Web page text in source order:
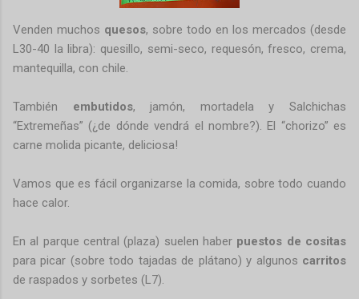
Venden muchos quesos, sobre todo en los mercados (desde
L30-40 la libra): quesillo, semi-seco, requesón, fresco, crema,
mantequilla, con chile.
También embutidos, jamón, mortadela y Salchichas
“Extremeñas” (¿de dónde vendrá el nombre?). El “chorizo” es
carne molida picante, deliciosa!
Vamos que es fácil organizarse la comida, sobre todo cuando
hace calor.
En al parque central (plaza) suelen haber puestos de cositas
para picar (sobre todo tajadas de plátano) y algunos carritos
de raspados y sorbetes (L7).